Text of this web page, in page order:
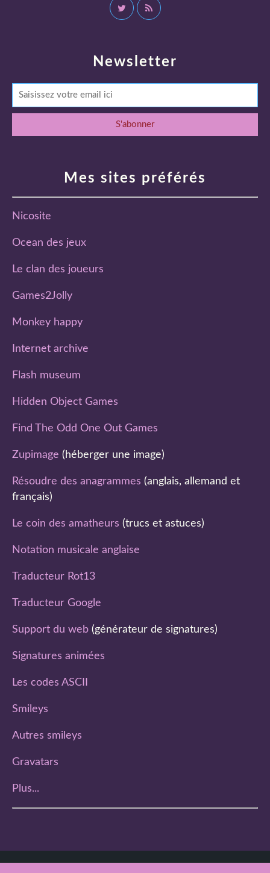
Newsletter
Mes sites préférés
Nicosite
Ocean des jeux
Le clan des joueurs
Games2Jolly
Monkey happy
Internet archive
Flash museum
Hidden Object Games
Find The Odd One Out Games
Zupimage (héberger une image)
Résoudre des anagrammes (anglais, allemand et
français)
Le coin des amatheurs (trucs et astuces)
Notation musicale anglaise
Traducteur Rot13
Traducteur Google
Support du web (générateur de signatures)
Signatures animées
Les codes ASCII
Smileys
Autres smileys
Gravatars
Plus...